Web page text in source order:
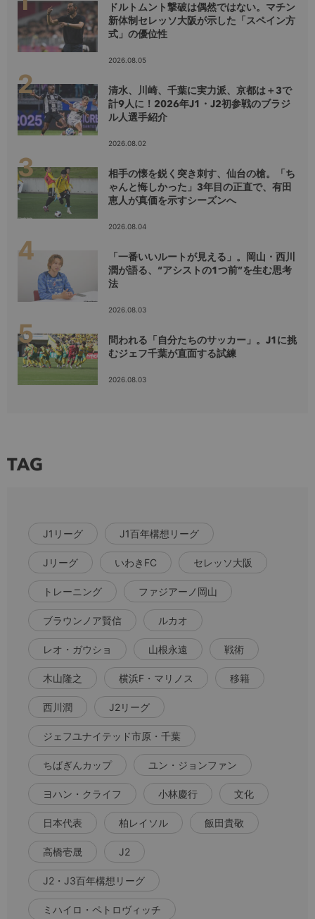
ドルトムント撃破は偶然ではない。マチン
新体制セレッソ大阪が示した「スペイン方
式」の優位性
2026.08.05
清水、川崎、千葉に実力派、京都は＋3で
計9人に！2026年J1・J2初参戦のブラジ
ル人選手紹介
2026.08.02
相手の懐を鋭く突き刺す、仙台の槍。「ち
ゃんと悔しかった」3年目の正直で、有田
恵人が真価を示すシーズンへ
2026.08.04
「一番いいルートが見える」。岡山・西川
潤が語る、“アシストの1つ前”を生む思考
法
2026.08.03
問われる「自分たちのサッカー」。J1に挑
むジェフ千葉が直面する試練
2026.08.03
TAG
J1リーグ J1百年構想リーグ
Jリーグ いわきFC セレッソ大阪
トレーニング ファジアーノ岡山
ブラウンノア賢信 ルカオ
レオ・ガウショ 山根永遠 戦術
木山隆之 横浜F・マリノス 移籍
西川潤 J2リーグ
ジェフユナイテッド市原・千葉
ちばぎんカップ ユン・ジョンファン
ヨハン・クライフ 小林慶行 文化
日本代表 柏レイソル 飯田貴敬
高橋壱晟 J2
J2・J3百年構想リーグ
ミハイロ・ペトロヴィッチ